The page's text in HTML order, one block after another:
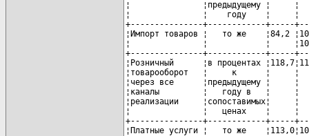
¦               ¦предыдущему ¦
¦               ¦    году    ¦
+---------------+------------+-----
¦Импорт товаров ¦   то же    ¦84,2
¦               ¦            ¦     ¦103,0
+---------------+------------+-----
¦Розничный      ¦в процентах
¦товарооборот   ¦     к      ¦
¦через все
¦каналы         ¦   году в   ¦
¦реализации
¦               ¦   ценах    ¦
+---------------+------------+-----
¦Платные услуги ¦   то же